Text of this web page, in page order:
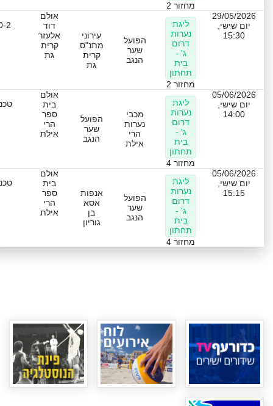
מחזור 2
29/05/2026
יום שישי,
15:30
ליגת
נערות
דרום
ג' -
בית
תחתון
מחזור 2
הפועל
שער
הנגב
עירוני
מתנ"ס
קרית
גת
אולם
דוד
אלעזר
קרית
גת
2
05/06/2026
יום שישי,
14:00
ליגת
נערות
דרום
ג' -
בית
תחתון
מחזור 4
מכבי
נערות
הרי
אילת
הפועל
שער
הנגב
אולם
בית
ספר
הרי
אילת
05/06/2026
יום שישי,
15:15
ליגת
נערות
דרום
ג' -
בית
תחתון
מחזור 4
הפועל
שער
הנגב
אנפות
אסא
בן
גוריון
אולם
בית
ספר
הרי
אילת